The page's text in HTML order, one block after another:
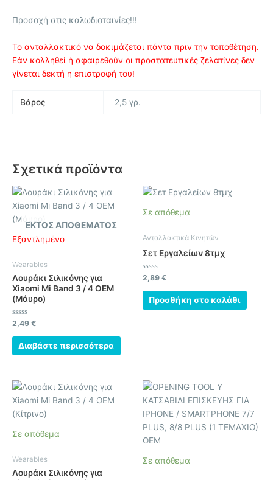
Προσοχή στις καλωδιοταινίες!!!
Το ανταλλακτικό να δοκιμάζεται πάντα πριν την τοποθέτηση.
Εάν κολληθεί ή αφαιρεθούν οι προστατευτικές ζελατίνες δεν
γίνεται δεκτή η επιστροφή του!
Βάρος 2,5 γρ.
Σχετικά προϊόντα
ΕΚΤΌΣ ΑΠΟΘΈΜΑΤΟΣ
Εξαντλημένο
Wearables
Λουράκι Σιλικόνης για
Xiaomi Mi Band 3 / 4 OEM
(Μάυρο)
Βαθμολογήθηκε
με
0
από
2,49 €
Διαβάστε περισσότερα
Σε απόθεμα
Ανταλλακτικά Κινητών
Σετ Εργαλείων 8τμχ
Βαθμολογήθηκε
με
0
από
2,89 €
Προσθήκη στο καλάθι
Σε απόθεμα
Wearables
Λουράκι Σιλικόνης για
Σε απόθεμα